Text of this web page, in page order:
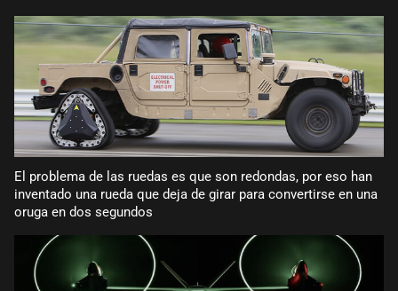
El problema de las ruedas es que son redondas, por eso han
inventado una rueda que deja de girar para convertirse en una
oruga en dos segundos